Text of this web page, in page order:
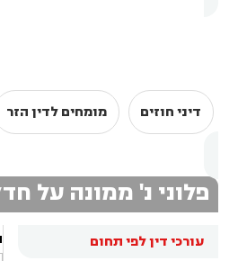
דיני חוזים מומחים לדין הזר
פלוני נ' ממונה על
עורכי דין לפי תחום